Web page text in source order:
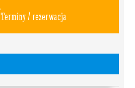
Terminy / rezerwacja